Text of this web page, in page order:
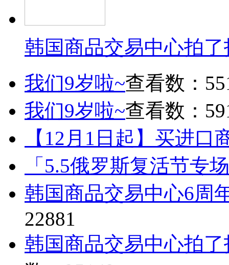
韩国商品交易中心拍
我们9岁啦~查看数：
我们9岁啦~查看数：
【12月1日起】买进口
「5.5俄罗斯复活节专
韩国商品交易中心6周
22881
韩国商品交易中心拍